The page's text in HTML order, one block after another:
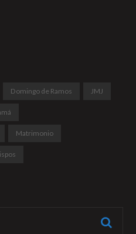
Domingo de Ramos JMJ
Matrimonio